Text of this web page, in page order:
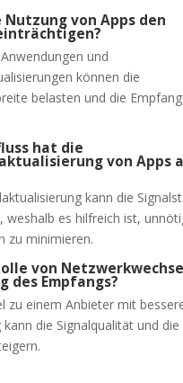
Nutzung von Apps den
und
können die
belasten und die
hat die
von Apps
kann die
weshalb es hilfreich ist,
zu minimieren.
von
des Empfangs?
zu einem Anbieter mit
die Signalqualität und die